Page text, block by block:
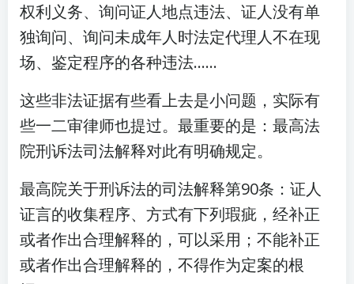
权利义务、询问证人地点违法、证人没有单
独询问、询问未成年人时法定代理人不在现
场、鉴定程序的各种违法……
这些非法证据有些看上去是小问题，实际有
些一二审律师也提过。最重要的是：最高法
院刑诉法司法解释对此有明确规定。
最高院关于刑诉法的司法解释第90条：证人
证言的收集程序、方式有下列瑕疵，经补正
或者作出合理解释的，可以采用；不能补正
或者作出合理解释的，不得作为定案的根